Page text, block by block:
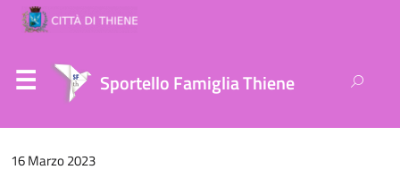
Sportello Famiglia Thiene
per:
16 Marzo 2023